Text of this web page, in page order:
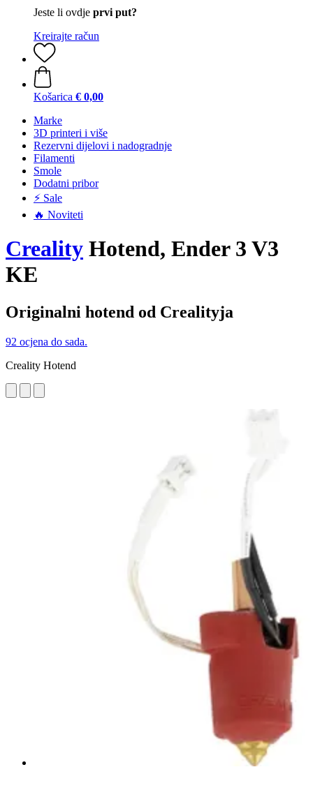
Jeste li ovdje prvi put?
Kreirajte račun
Košarica € 0,00
Marke
3D printeri i više
Rezervni dijelovi i nadogradnje
Filamenti
Smole
Dodatni pribor
⚡ Sale
🔥 Noviteti
Creality Hotend, Ender 3 V3
KE
Originalni hotend od Crealityja
92 ocjena do sada.
Creality Hotend